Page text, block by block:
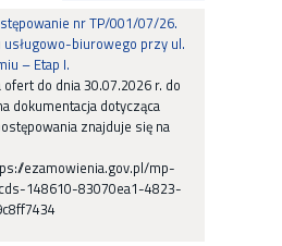
nr TP/001/07/26.
usługowo-biurowego przy ul.
– Etap I.
ofert do dnia 30.07.2026 r. do
dokumentacja dotycząca
znajduje się na
ezamowienia.gov.pl/mp-
148610-83070ea1-4823-